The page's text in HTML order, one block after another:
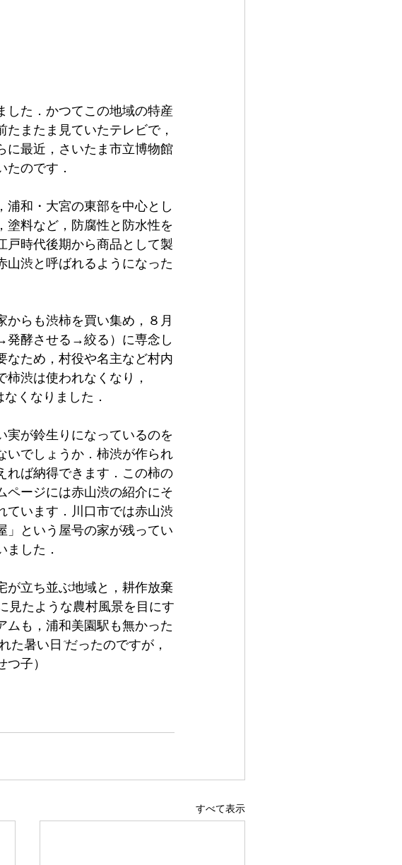
した．かつてこの地域の特産
またま見ていたテレビで，
に最近，さいたま市立博物館
のです．
和・大宮の東部を中心とし
塗料など，防腐性と防水性を
戸時代後期から商品として製
山渋と呼ばれるようになった
らも渋柿を買い集め，８月
発酵させる→絞る）に専念し
なため，村役や名主など村内
渋は使われなくなり，
くなりました．
実が鈴生りになっているのを
いでしょうか．柿渋が作られ
れば納得できます．この柿の
ページには赤山渋の紹介にそ
ています．川口市では赤山渋
」という屋号の家が残ってい
した．
が立ち並ぶ地域と，耕作放棄
見たような農村風景を目にす
ムも，浦和美園駅も無かった
た暑い日”だったのですが，
子）
すべて表示